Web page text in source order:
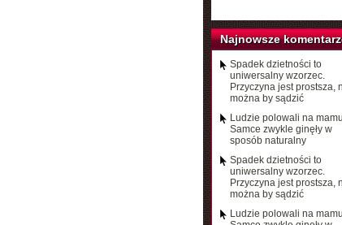
Najnowsze
Spadek dzietności to
uniwersalny wzorzec.
Przyczyna jest prostsza,
można by sądzić
Ludzie polowali na
Samce zwykle ginęły w
sposób naturalny
Spadek dzietności to
uniwersalny wzorzec.
Przyczyna jest prostsza,
można by sądzić
Ludzie polowali na